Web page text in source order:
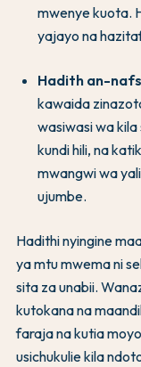
mwenye kuota.
yajayo na
Hadith an-
kawaida
wasiwasi wa
kundi hili, na
mwangwi wa
ujumbe.
Hadithi nyingine
ya mtu mwema ni
sita za unabii.
kutokana na
faraja na kutia
usichukulie kila